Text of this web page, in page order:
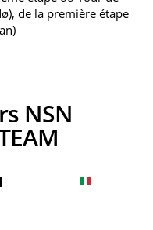
de la première étape